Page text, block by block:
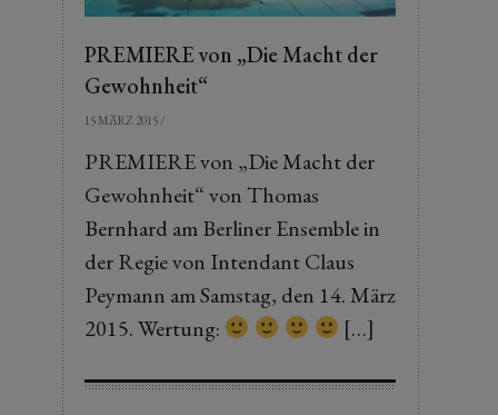
PREMIERE von „Die Macht der
Gewohnheit“
15 MÄRZ 2015 /
PREMIERE von „Die Macht der
Gewohnheit“ von Thomas
Bernhard am Berliner Ensemble in
der Regie von Intendant Claus
Peymann am Samstag, den 14. März
2015. Wertung:
[…]